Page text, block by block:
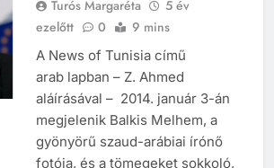
Turós Margaréta
5 év
A News of Tunisia című
arab lapban – Z. Ahmed
aláírásával – 2014. január 3-án
megjelenik Balkis Melhem, a
gyönyörű szaud-arábiai írónő